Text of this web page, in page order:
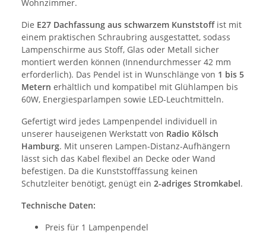
Wohnzimmer.
Die E27 Dachfassung aus schwarzem Kunststoffist mit
einem praktischen Schraubring ausgestattet, sodass
Lampenschirme aus Stoff, Glas oder Metall sicher
montiert werden können (Innendurchmesser 42 mm
erforderlich). Das Pendel ist in Wunschlänge von 1 bis 5
Metern erhältlich und kompatibel mit Glühlampen bis
60W, Energiesparlampen sowie LED-Leuchtmitteln.
Gefertigt wird jedes Lampenpendel individuell in
unserer hauseigenen Werkstatt von Radio Kölsch
Hamburg. Mit unseren Lampen-Distanz-Aufhängern
lässt sich das Kabel flexibel an Decke oder Wand
befestigen. Da die Kunststofffassung keinen
Schutzleiter benötigt, genügt ein 2-adriges Stromkabel.
Technische Daten:
Preis für 1 Lampenpendel